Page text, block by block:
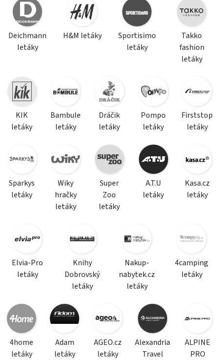
Deichmann
letáky
H&M letáky
Sportisimo
letáky
Takko
fashion
letáky
KIK
letáky
Bambule
letáky
Dráčik
letáky
Pompo
letáky
Firststop
letáky
Sparkys
letáky
Wiky
hračky
letáky
Super
Zoo
letáky
A.T.U
letáky
Kasa.cz
letáky
Elvia-Pro
letáky
Knihy
Dobrovský
letáky
Nakup-
nabytek.cz
letáky
4camping
letáky
4home
letáky
Adam
letáky
AGEO.cz
letáky
Alexandria
Travel
ALPINE
PRO